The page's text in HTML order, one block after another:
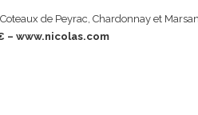
de Peyrac, Chardonnay et
– www.nicolas.com